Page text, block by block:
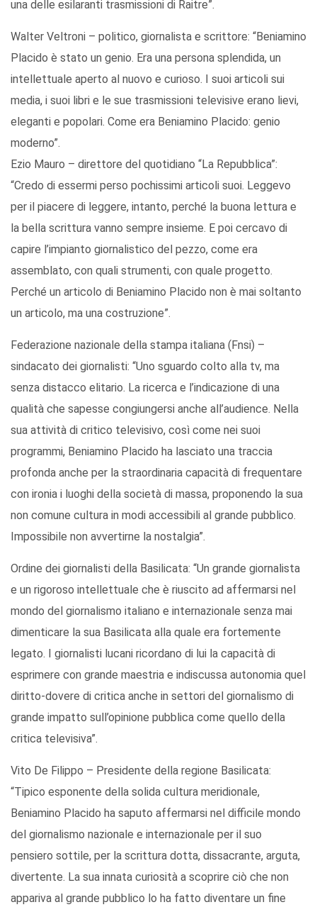
una delle esilaranti trasmissioni di Raitre”.
Walter Veltroni – politico, giornalista e scrittore: “Beniamino
Placido è stato un genio. Era una persona splendida, un
intellettuale aperto al nuovo e curioso. I suoi articoli sui
media, i suoi libri e le sue trasmissioni televisive erano lievi,
eleganti e popolari. Come era Beniamino Placido: genio
moderno”.
Ezio Mauro – direttore del quotidiano “La Repubblica”:
“Credo di essermi perso pochissimi articoli suoi. Leggevo
per il piacere di leggere, intanto, perché la buona lettura e
la bella scrittura vanno sempre insieme. E poi cercavo di
capire l’impianto giornalistico del pezzo, come era
assemblato, con quali strumenti, con quale progetto.
Perché un articolo di Beniamino Placido non è mai soltanto
un articolo, ma una costruzione”.
Federazione nazionale della stampa italiana (Fnsi) –
sindacato dei giornalisti: “Uno sguardo colto alla tv, ma
senza distacco elitario. La ricerca e l’indicazione di una
qualità che sapesse congiungersi anche all’audience. Nella
sua attività di critico televisivo, così come nei suoi
programmi, Beniamino Placido ha lasciato una traccia
profonda anche per la straordinaria capacità di frequentare
con ironia i luoghi della società di massa, proponendo la sua
non comune cultura in modi accessibili al grande pubblico.
Impossibile non avvertirne la nostalgia”.
Ordine dei giornalisti della Basilicata: “Un grande giornalista
e un rigoroso intellettuale che è riuscito ad affermarsi nel
mondo del giornalismo italiano e internazionale senza mai
dimenticare la sua Basilicata alla quale era fortemente
legato. I giornalisti lucani ricordano di lui la capacità di
esprimere con grande maestria e indiscussa autonomia quel
diritto-dovere di critica anche in settori del giornalismo di
grande impatto sull’opinione pubblica come quello della
critica televisiva”.
Vito De Filippo – Presidente della regione Basilicata:
“Tipico esponente della solida cultura meridionale,
Beniamino Placido ha saputo affermarsi nel difficile mondo
del giornalismo nazionale e internazionale per il suo
pensiero sottile, per la scrittura dotta, dissacrante, arguta,
divertente. La sua innata curiosità a scoprire ciò che non
appariva al grande pubblico lo ha fatto diventare un fine